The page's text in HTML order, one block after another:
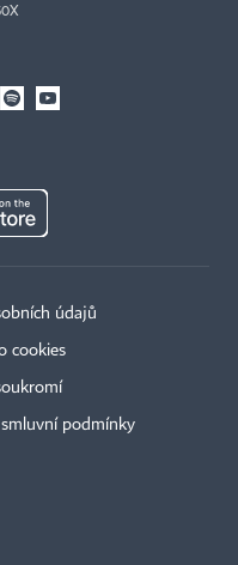
údajů
cookies
smluvní podmínky